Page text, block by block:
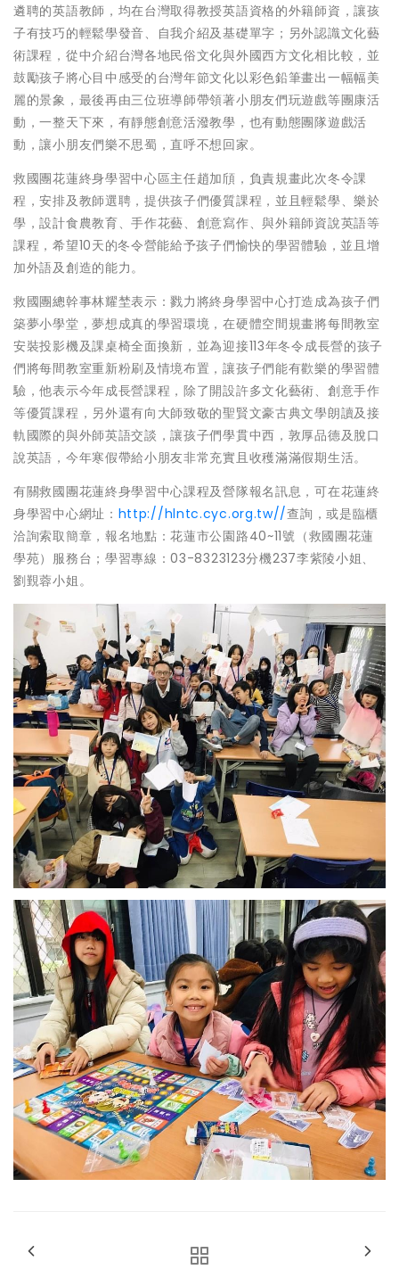
遴聘的英語教師，均在台灣取得教授英語資格的外籍師資，讓孩
子有技巧的輕鬆學發音、自我介紹及基礎單字；另外認識文化藝
術課程，從中介紹台灣各地民俗文化與外國西方文化相比較，並
鼓勵孩子將心目中感受的台灣年節文化以彩色鉛筆畫出一幅幅美
麗的景象，最後再由三位班導師帶領著小朋友們玩遊戲等團康活
動，一整天下來，有靜態創意活潑教學，也有動態團隊遊戲活
動，讓小朋友們樂不思蜀，直呼不想回家。
救國團花蓮終身學習中心區主任趙加頎，負責規畫此次冬令課
程，安排及教師選聘，提供孩子們優質課程，並且輕鬆學、樂於
學，設計食農教育、手作花藝、創意寫作、與外籍師資說英語等
課程，希望10天的冬令營能給予孩子們愉快的學習體驗，並且增
加外語及創造的能力。
救國團總幹事林耀埜表示：戮力將終身學習中心打造成為孩子們
築夢小學堂，夢想成真的學習環境，在硬體空間規畫將每間教室
安裝投影機及課桌椅全面換新，並為迎接113年冬令成長營的孩子
們將每間教室重新粉刷及情境布置，讓孩子們能有歡樂的學習體
驗，他表示今年成長營課程，除了開設許多文化藝術、創意手作
等優質課程，另外還有向大師致敬的聖賢文豪古典文學朗讀及接
軌國際的與外師英語交談，讓孩子們學貫中西，敦厚品德及脫口
說英語，今年寒假帶給小朋友非常充實且收穫滿滿假期生活。
有關救國團花蓮終身學習中心課程及營隊報名訊息，可在花蓮終
身學習中心網址： http://hlntc.cyc.org.tw//查詢，或是臨櫃
洽詢索取簡章，報名地點：花蓮市公園路40~11號（救國團花蓮
學苑）服務台；學習專線：03-8323123分機237李紫陵小姐、
劉覲蓉小姐。